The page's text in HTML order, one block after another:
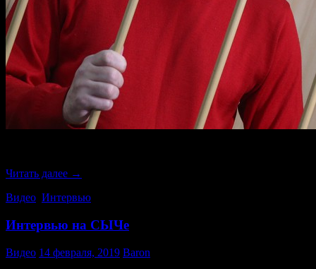
Читать далее Интервью
Белова
24.04.2018
→
Видео Интервью
Интервью на СЫЧе
Видео 14 февраля, 2019 Baron